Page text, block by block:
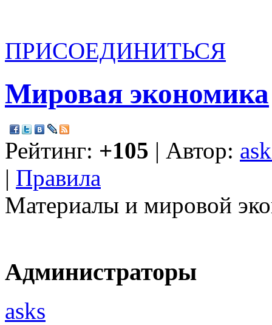
ПРИСОЕДИНИТЬСЯ
Мировая экономика
Рейтинг: +105 | Автор:
| Правила
Материалы и мировой
Администраторы
asks